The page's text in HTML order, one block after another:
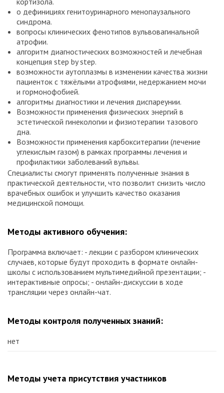
о дефинициях генитоуринарного менопаузального
синдрома.
вопросы клинических фенотипов вульвовагинальной
атрофии.
алгоритм диагностических возможностей и лечебная
концепция step by step.
возможности аутоплазмы в изменении качества жизни
пациенток с тяжёлыми атрофиями, недержанием мочи
и гормонофобией.
алгоритмы диагностики и лечения диспареунии.
Возможности применения физических энергий в
эстетической гинекологии и физиотерапии тазового
дна.
Возможности применения карбокситерапии (лечение
углекислым газом) в рамках программы лечения и
профилактики заболеваний вульвы.
Специалисты смогут применять полученные знания в
практической деятельности, что позволит снизить число
врачебных ошибок и улучшить качество оказания
медицинской помощи.
Методы активного обучения:
Программа включает: - лекции с разбором клинических
случаев, которые будут проходить в формате онлайн-
школы с использованием мультимедийной презентации; -
интерактивные опросы; - онлайн-дискуссии в ходе
трансляции через онлайн-чат.
Методы контроля полученных знаний:
нет
Методы учета присутствия участников